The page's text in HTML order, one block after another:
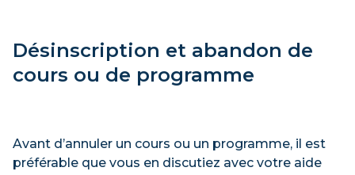
Désinscription et abandon de
cours ou de programme
Avant d’annuler un cours ou un programme, il est
préférable que vous en discutiez avec votre aide